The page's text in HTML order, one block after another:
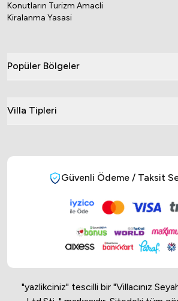
Konutların Turizm Amacli
Kiralanma Yasasi
Popüler Bölgeler
Villa Tipleri
Güvenli Ödeme / Taksit
"yazlikciniz" tescilli bir "Villacınız